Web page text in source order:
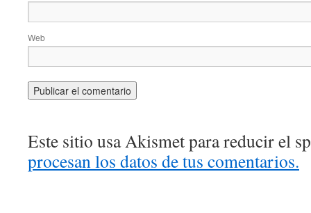
Web
Este sitio usa Akismet para reducir el
procesan los datos de tus comentarios.